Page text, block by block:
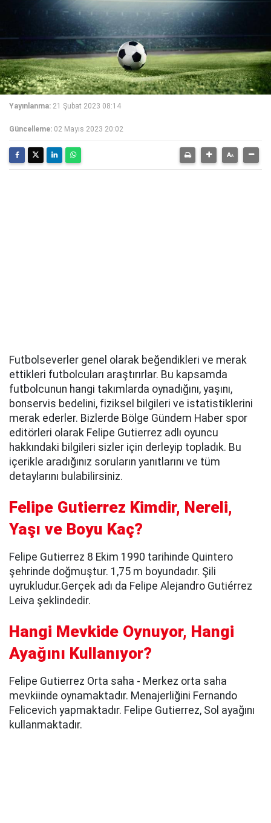
Yayınlanma: 21 Şubat 2023 08:14
Güncelleme: 02 Mayıs 2023 20:02
Futbolseverler genel olarak beğendikleri ve merak
ettikleri futbolcuları araştırırlar. Bu kapsamda
futbolcunun hangi takımlarda oynadığını, yaşını,
bonservis bedelini, fiziksel bilgileri ve istatistiklerini
merak ederler. Bizlerde Bölge Gündem Haber spor
editörleri olarak Felipe Gutierrez adlı oyuncu
hakkındaki bilgileri sizler için derleyip topladık. Bu
içerikle aradığınız soruların yanıtlarını ve tüm
detaylarını bulabilirsiniz.
Felipe Gutierrez Kimdir, Nereli,
Yaşı ve Boyu Kaç?
Felipe Gutierrez 8 Ekim 1990 tarihinde Quintero
şehrinde doğmuştur. 1,75 m boyundadır. Şili
uyrukludur.Gerçek adı da Felipe Alejandro Gutiérrez
Leiva şeklindedir.
Hangi Mevkide Oynuyor, Hangi
Ayağını Kullanıyor?
Felipe Gutierrez Orta saha - Merkez orta saha
mevkiinde oynamaktadır. Menajerliğini Fernando
Felicevich yapmaktadır. Felipe Gutierrez, Sol ayağını
kullanmaktadır.